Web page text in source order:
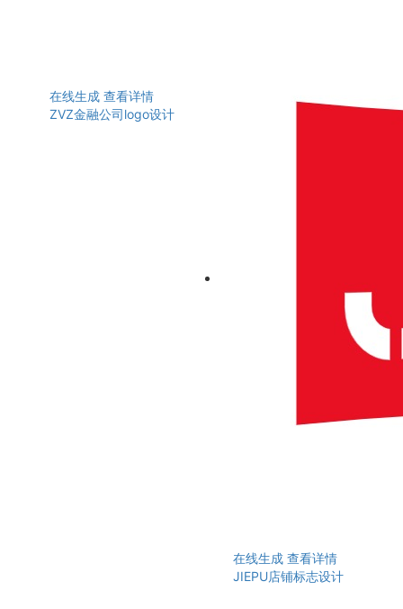
在线生成 查看详情
ZVZ金融公司logo设计
在线生成 查看详情
JIEPU店铺标志设计